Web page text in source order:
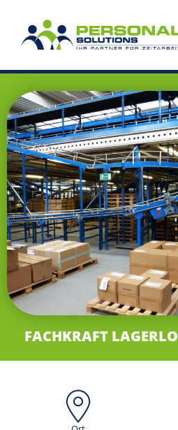
FACHKRAFT